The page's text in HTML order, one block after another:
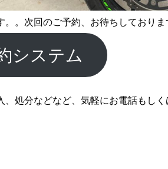
。。次回のご予約、お待ちしておりま
システム
処分などなど、気軽にお電話もしく